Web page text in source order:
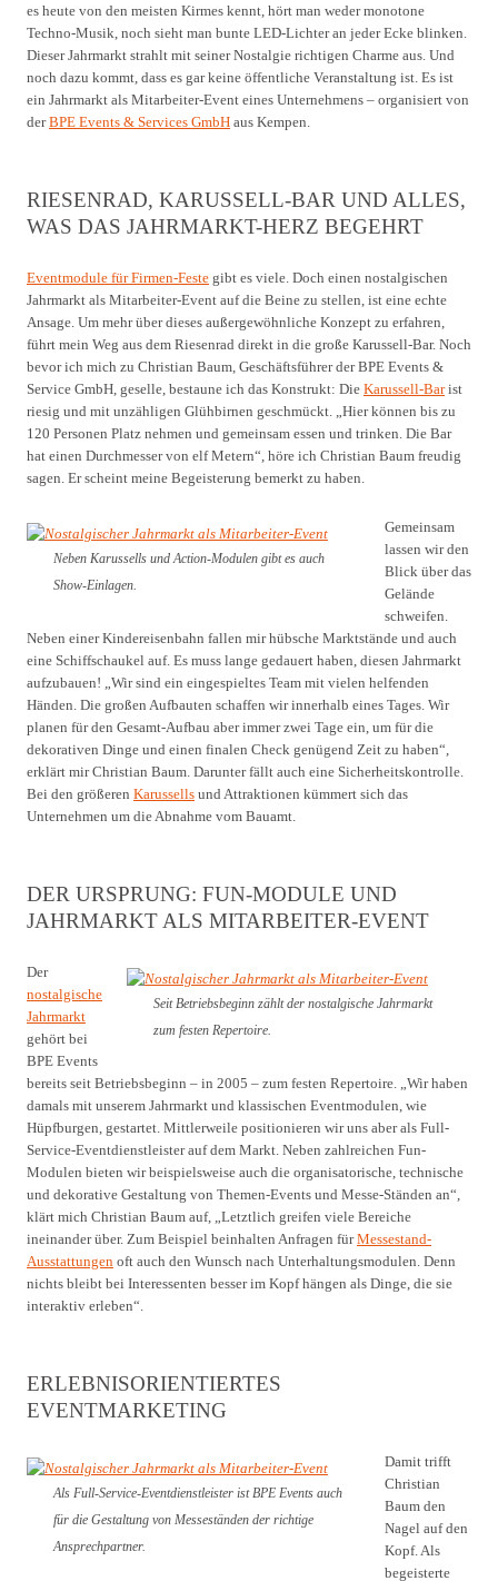
es heute von den meisten Kirmes kennt, hört man weder monotone
Techno-Musik, noch sieht man bunte LED-Lichter an jeder Ecke blinken.
Dieser Jahrmarkt strahlt mit seiner Nostalgie richtigen Charme aus. Und
noch dazu kommt, dass es gar keine öffentliche Veranstaltung ist. Es ist
ein Jahrmarkt als Mitarbeiter-Event eines Unternehmens – organisiert von
derBPE Events & Services GmbH aus Kempen.
RIESENRAD, KARUSSELL-BAR UND ALLES,
WAS DAS JAHRMARKT-HERZ BEGEHRT
Eventmodule für Firmen-Feste gibt es viele. Doch einen nostalgischen
Jahrmarkt als Mitarbeiter-Event auf die Beine zu stellen, ist eine echte
Ansage. Um mehr über dieses außergewöhnliche Konzept zu erfahren,
führt mein Weg aus dem Riesenrad direkt in die große Karussell-Bar. Noch
bevor ich mich zu Christian Baum, Geschäftsführer der BPE Events &
Service GmbH, geselle, bestaune ich das Konstrukt: Die Karussell-Barist
riesig und mit unzähligen Glühbirnen geschmückt. „Hier können bis zu
120 Personen Platz nehmen und gemeinsam essen und trinken. Die Bar
hat einen Durchmesser von elf Metern“, höre ich Christian Baum freudig
sagen. Er scheint meine Begeisterung bemerkt zu haben.
Neben Karussells und Action-Modulen gibt es auch
Show-Einlagen.
Gemeinsam
lassen wir den
Blick über das
Gelände
schweifen.
Neben einer Kindereisenbahn fallen mir hübsche Marktstände und auch
eine Schiffschaukel auf. Es muss lange gedauert haben, diesen Jahrmarkt
aufzubauen! „Wir sind ein eingespieltes Team mit vielen helfenden
Händen. Die großen Aufbauten schaffen wir innerhalb eines Tages. Wir
planen für den Gesamt-Aufbau aber immer zwei Tage ein, um für die
dekorativen Dinge und einen finalen Check genügend Zeit zu haben“,
erklärt mir Christian Baum. Darunter fällt auch eine Sicherheitskontrolle.
Bei den größeren Karussells und Attraktionen kümmert sich das
Unternehmen um die Abnahme vom Bauamt.
DER URSPRUNG: FUN-MODULE UND
JAHRMARKT ALS MITARBEITER-EVENT
Seit Betriebsbeginn zählt der nostalgische Jahrmarkt
zum festen Repertoire.
Der
nostalgische
Jahrmarkt
gehört bei
BPE Events
bereits seit Betriebsbeginn – in 2005 – zum festen Repertoire. „Wir haben
damals mit unserem Jahrmarkt und klassischen Eventmodulen, wie
Hüpfburgen, gestartet. Mittlerweile positionieren wir uns aber als Full-
Service-Eventdienstleister auf dem Markt. Neben zahlreichen Fun-
Modulen bieten wir beispielsweise auch die organisatorische, technische
und dekorative Gestaltung von Themen-Events und Messe-Ständen an“,
klärt mich Christian Baum auf, „Letztlich greifen viele Bereiche
ineinander über. Zum Beispiel beinhalten Anfragen fürMessestand-
Ausstattungen oft auch den Wunsch nach Unterhaltungsmodulen. Denn
nichts bleibt bei Interessenten besser im Kopf hängen als Dinge, die sie
interaktiv erleben“.
ERLEBNISORIENTIERTES
EVENTMARKETING
Als Full-Service-Eventdienstleister ist BPE Events auch
für die Gestaltung von Messeständen der richtige
Ansprechpartner.
Damit trifft
Christian
Baum den
Nagel auf den
Kopf. Als
begeisterte